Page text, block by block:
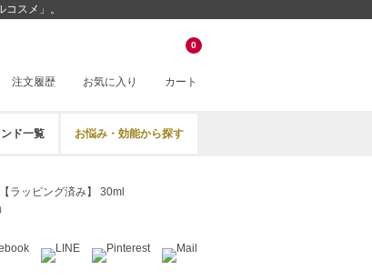
スメ」。
注文履歴 お気に入り カート
0
ド一覧 お悩み・効能から探す
ラッピング済み】 30ml